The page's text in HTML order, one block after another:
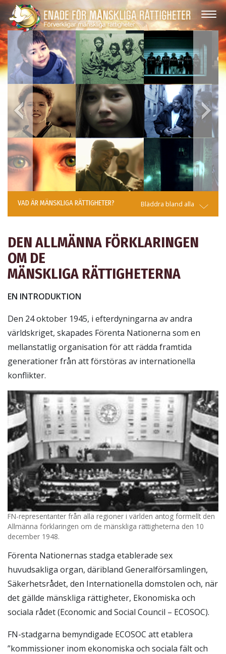
VAD ÄR MÄNSKLIGA RÄTTIGHETER? Bläddra bland alla
DEN ALLMÄNNA FÖRKLARINGEN
OM DE
MÄNSKLIGA RÄTTIGHETERNA
EN INTRODUKTION
Den 24 oktober 1945, i efterdyningarna av andra
världskriget, skapades Förenta Nationerna som en
mellanstatlig organisation för att rädda framtida
generationer från att förstöras av internationella
konflikter.
FN-representanter från alla regioner i världen antog formellt den
Allmänna förklaringen om de mänskliga rättigheterna den 10
december 1948.
Förenta Nationernas stadga etablerade sex
huvudsakliga organ, däribland Generalförsamlingen,
Säkerhetsrådet, den Internationella domstolen och, när
det gällde mänskliga rättigheter, Ekonomiska och
sociala rådet (Economic and Social Council – ECOSOC).
FN-stadgarna bemyndigade ECOSOC att etablera
”kommissioner inom ekonomiska och sociala fält och